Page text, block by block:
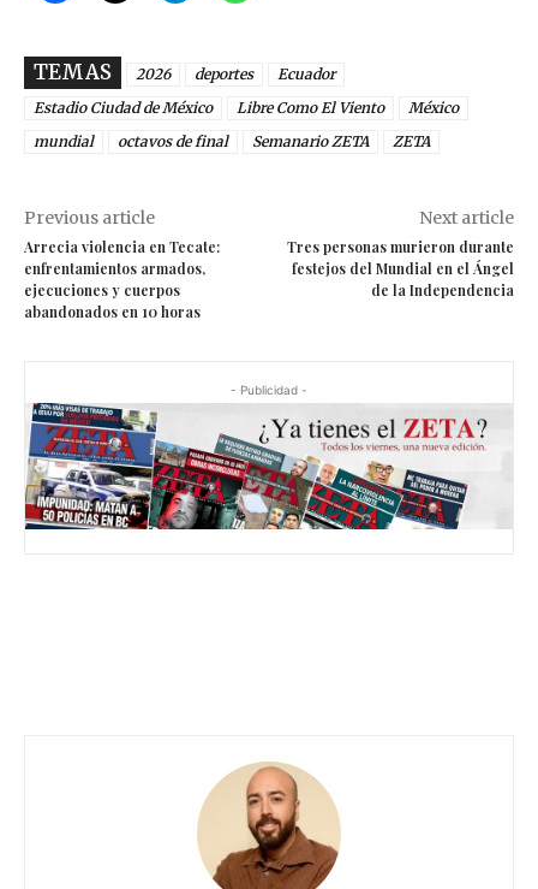
TEMAS 2026 deportes
Ecuador
Estadio Ciudad de México
Libre Como El Viento
México
mundial
octavos de final Semanario ZETA ZETA
Previous article
Arrecia violencia en Tecate:
enfrentamientos armados,
ejecuciones y cuerpos
abandonados en 10 horas
Next article
Tres personas murieron durante
festejos del Mundial en el Ángel
de la Independencia
- Publicidad -